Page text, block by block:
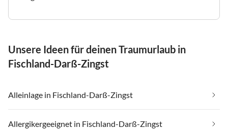
Unsere Ideen für deinen Traumurlaub in
Fischland-Darß-Zingst
Alleinlage in Fischland-Darß-Zingst
Allergikergeeignet in Fischland-Darß-Zingst